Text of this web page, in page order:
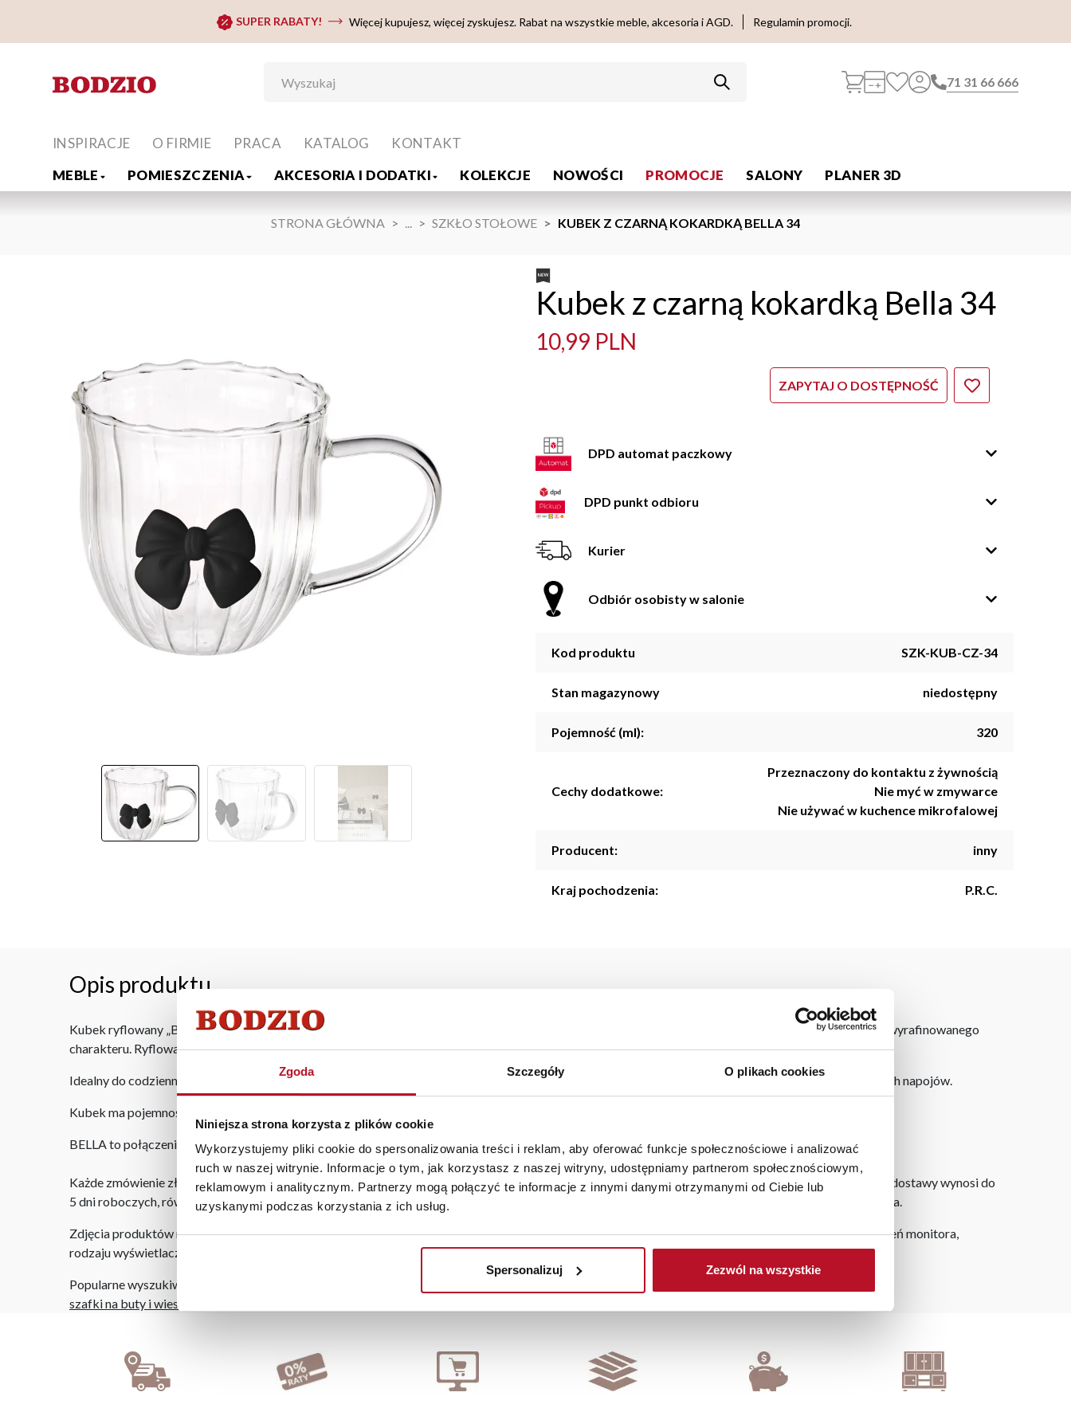
Zgoda Szczegóły O plikach cookies
Niniejsza strona korzysta z plików cookie
Wykorzystujemy pliki cookie do spersonalizowania treści i reklam, aby oferować funkcje społecznościowe i analizować
ruch w naszej witrynie. Informacje o tym, jak korzystasz z naszej witryny, udostępniamy partnerom społecznościowym,
reklamowym i analitycznym. Partnerzy mogą połączyć te informacje z innymi danymi otrzymanymi od Ciebie lub
uzyskanymi podczas korzystania z ich usług.
Spersonalizuj Zezwól na wszystkie
SUPER RABATY! Więcej kupujesz, więcej zyskujesz. Rabat na wszystkie meble, akcesoria i AGD. Regulamin promocji.
71 31 66 666
MEBLE POMIESZCZENIA AKCESORIA I DODATKI KOLEKCJE NOWOŚCI PROMOCJE SALONY PLANER 3D
INSPIRACJE O FIRMIE PRACA KATALOG KONTAKT
STRONA GŁÓWNA ... SZKŁO STOŁOWE KUBEK Z CZARNĄ KOKARDKĄ BELLA 34
Kubek z czarną kokardką Bella 34
10,99 PLN
ZAPYTAJ O DOSTĘPNOŚĆ
DPD automat paczkowy
DPD punkt odbioru
Kurier
Odbiór osobisty w salonie
Kod produktu SZK-KUB-CZ-34
Stan magazynowy niedostępny
Pojemność (ml): 320
Cechy dodatkowe:
Przeznaczony do kontaktu z żywnością
Nie myć w zmywarce
Nie używać w kuchence mikrofalowej
Producent: inny
Kraj pochodzenia: P.R.C.
Opis produktu
Kubek ryflowany „BELLA”-34 to elegancki i stylowy element zastawy, wyróżniający się dekoracyjną czarną kokardką, która nadaje mu nowoczesnego i wyrafinowanego
charakteru. Ryflowana struktura szkła podkreśla jego estetykę i sprawia, że kubek prezentuje się wyjątkowo efektownie.
Idealny do codziennego użytku oraz jako stylowy akcent podczas spotkań przy kawie czy herbacie. Wygodny uchwyt zapewnia komfort picia ulubionych napojów.
Kubek ma pojemność 320 ml, dzięki czemu świetnie sprawdzi się na kawę, herbatę lub kakao.
BELLA to połączenie elegancji, nowoczesnego detalu i funkcjonalności – doskonały wybór do stylowej kuchni.
Każde zmówienie złożone w sklepie stacjonarnym dostarczymy do 3 dni roboczych na terenie całej Polski. W przypadku zamówień internetowych czas dostawy wynosi do
5 dni roboczych, również na terenie całego kraju. Wszystkie zamówienia powyżej 1000 zł dostarczamy gratis niezależnie od miejsca złożenia zamówienia.
Zdjęcia produktów mają charakter poglądowy. Rzeczywiste kolory i struktura materiałów mogą różnić się od widocznych na ekranie, zależnie od ustawień monitora,
rodzaju wyświetlacza i oświetlenia.
Popularne wyszukiwania:
szafki na buty i wieszaki